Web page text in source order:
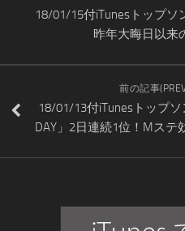
18/01/15付iTunesトップソ
昨年大晦日以来
前の記事
18/01/13付iTunesトップソ
DAY」2日連続1位！Mステ